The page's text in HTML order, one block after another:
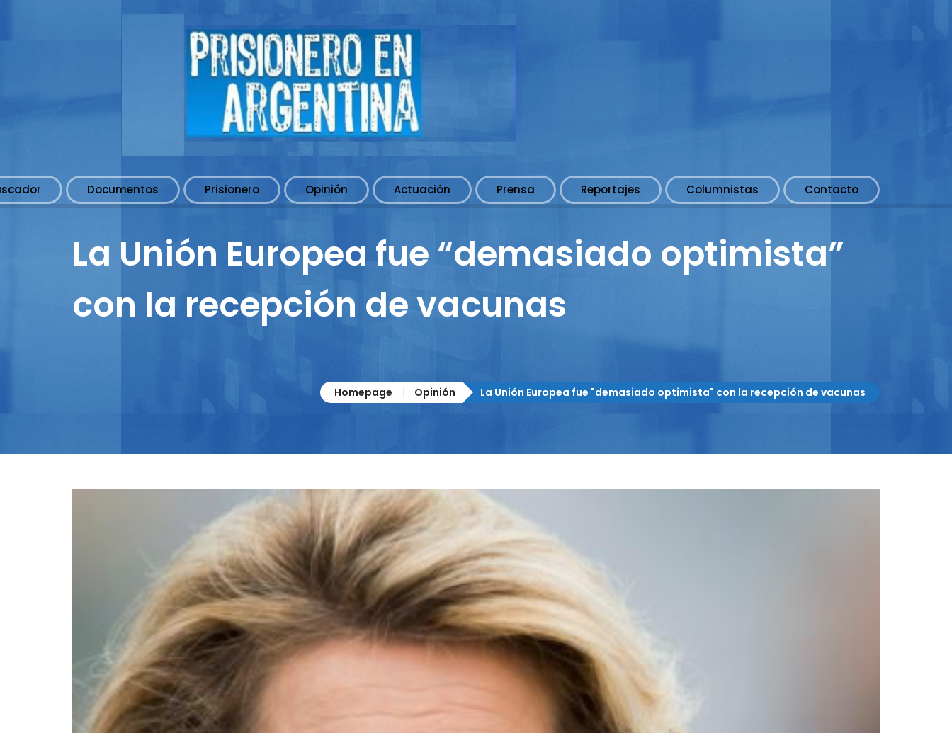
Documentos Prisionero Opinión Actuación Prensa Reportajes Columnistas Contacto
La Unión Europea fue “demasiado optimista”
con la recepción de vacunas
Homepage Opinión La Unión Europea fue "demasiado optimista" con la recepción de vacunas